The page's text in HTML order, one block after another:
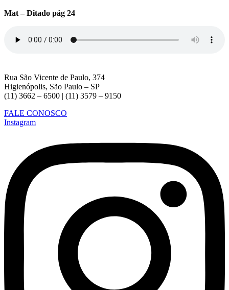
Mat – Ditado pág 24
Rua São Vicente de Paulo, 374
Higienópolis, São Paulo – SP
(11) 3662 – 6500 | (11) 3579 – 9150
FALE CONOSCO
Instagram